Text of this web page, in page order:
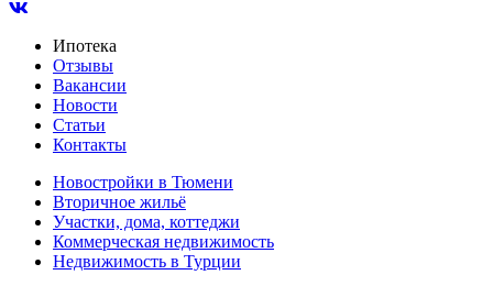
Ипотека
Отзывы
Вакансии
Новости
Статьи
Контакты
Новостройки в Тюмени
Вторичное жильё
Участки, дома, коттеджи
Коммерческая недвижимость
Недвижимость в Турции